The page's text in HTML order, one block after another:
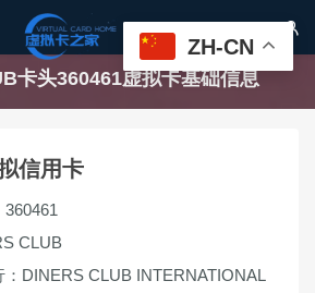

卡头360461虚拟卡基础信息
信用卡
CLUB
：DINERS CLUB INTERNATIONAL
ZH-CN